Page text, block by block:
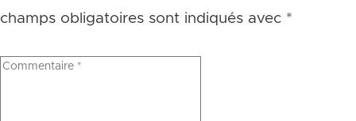
champs obligatoires sont indiqués avec *